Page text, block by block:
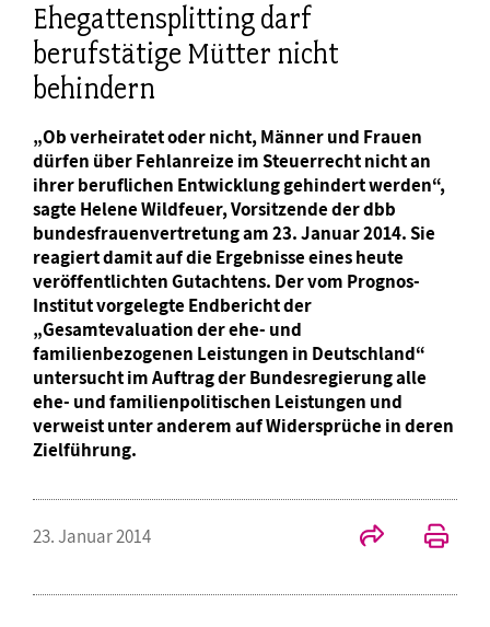
Ehegattensplitting darf
berufstätige Mütter nicht
behindern
„Ob verheiratet oder nicht, Männer und Frauen
dürfen über Fehlanreize im Steuerrecht nicht an
ihrer beruflichen Entwicklung gehindert werden“,
sagte Helene Wildfeuer, Vorsitzende der dbb
bundesfrauenvertretung am 23. Januar 2014. Sie
reagiert damit auf die Ergebnisse eines heute
veröffentlichten Gutachtens. Der vom Prognos-
Institut vorgelegte Endbericht der
„Gesamtevaluation der ehe- und
familienbezogenen Leistungen in Deutschland“
untersucht im Auftrag der Bundesregierung alle
ehe- und familienpolitischen Leistungen und
verweist unter anderem auf Widersprüche in deren
Zielführung.
23. Januar 2014